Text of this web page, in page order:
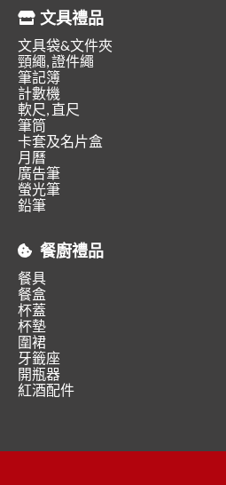
文具禮品
文具袋&文件夾
頸繩, 證件繩
筆記簿
計數機
軟尺, 直尺
筆筒
卡套及名片盒
月曆
廣告筆
螢光筆
鉛筆
餐廚禮品
餐具
餐盒
杯蓋
杯墊
圍裙
牙籤座
開瓶器
紅酒配件